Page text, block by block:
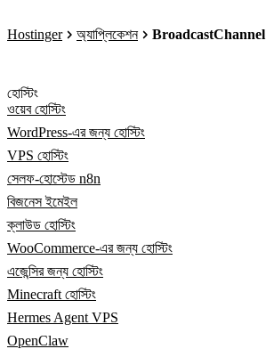
Hostinger অ্যাপ্লিকেশন BroadcastChannel
হোস্টিং
ওয়েব হোস্টিং
WordPress-এর জন্য হোস্টিং
VPS হোস্টিং
সেলফ-হোস্টেড n8n
বিজনেস ইমেইল
ক্লাউড হোস্টিং
WooCommerce-এর জন্য হোস্টিং
এজেন্সির জন্য হোস্টিং
Minecraft হোস্টিং
Hermes Agent VPS
OpenClaw